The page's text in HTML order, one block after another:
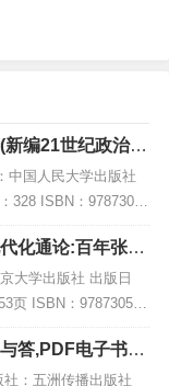
编21世纪政治学
中国人民大学出版社
328 ISBN：97873003
高清扫描版PDF格式]
化通论:百年张謇
大学出版社 出版日
页 ISBN：978730528
清扫描版PDF格式] 内
答,PDF电子书下
：五洲传播出版社